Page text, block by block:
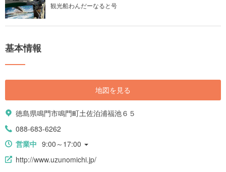
観光船わんだーなると号
基本情報
地図を見る
徳島県鳴門市鳴門町土佐泊浦福池６５
088-683-6262
営業中 9:00～17:00
http://www.uzunomichi.jp/